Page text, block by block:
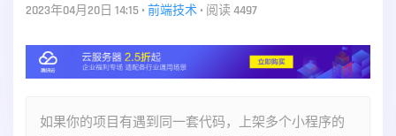
2023年04月20日 14:15 • 前端技术 • 阅读 4497
如果你的项目有遇到同一套代码，上架多个小程序的